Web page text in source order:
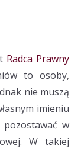
Radca Prawny
to osoby,
nie muszą
imieniu
w
W takiej